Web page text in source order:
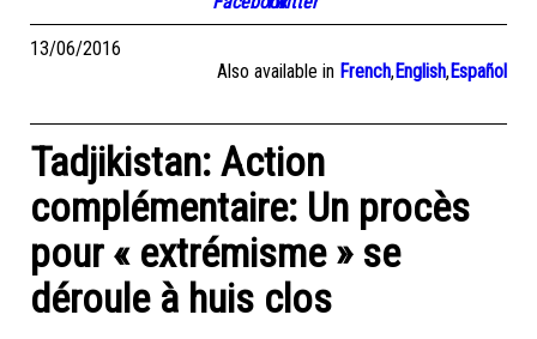
13/06/2016
Also available in French,English,Español
Tadjikistan: Action
complémentaire: Un procès
pour « extrémisme » se
déroule à huis clos